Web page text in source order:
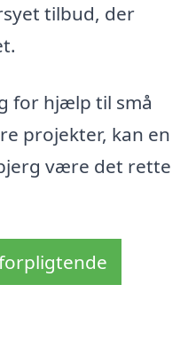
tilbud, der
for hjælp til små
projekter, kan en
være det rette